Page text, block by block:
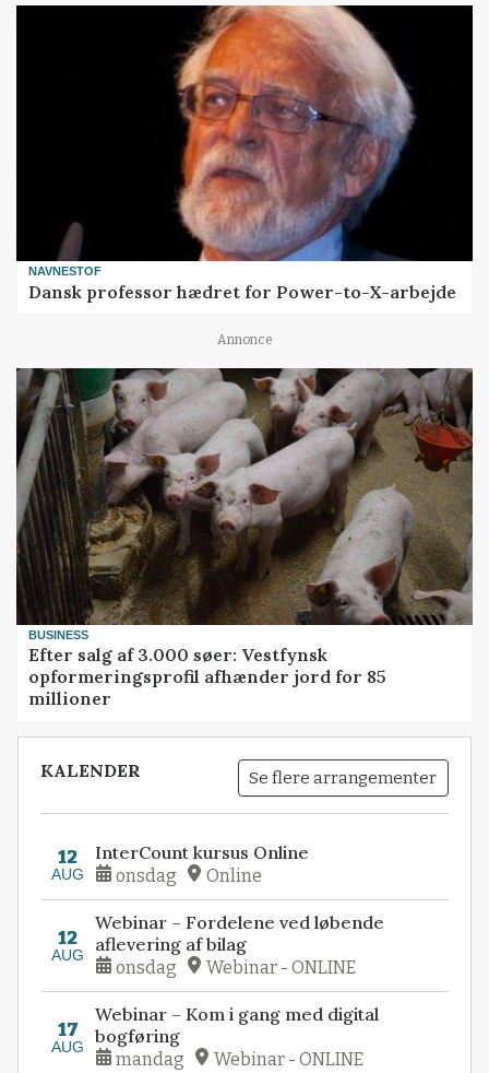
NAVNESTOF
Dansk professor hædret for Power-to-X-arbejde
Annonce
BUSINESS
Efter salg af 3.000 søer: Vestfynsk
opformeringsprofil afhænder jord for 85
millioner
KALENDER Se flere arrangementer
12
AUG
InterCount kursus Online
onsdag Online
12
AUG
Webinar – Fordelene ved løbende
aflevering af bilag
onsdag Webinar - ONLINE
17
AUG
Webinar – Kom i gang med digital
bogføring
mandag Webinar - ONLINE